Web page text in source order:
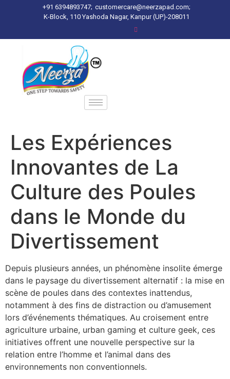
+91 6394893747; customercare@neerzapad.com;
K-Block, 110 Yashoda Nagar, Kanpur (UP)-208011
Les Expériences
Innovantes de La
Culture des Poules
dans le Monde du
Divertissement
Depuis plusieurs années, un phénomène insolite émerge
dans le paysage du divertissement alternatif : la mise en
scène de poules dans des contextes inattendus,
notamment à des fins de distraction ou d’amusement
lors d’événements thématiques. Au croisement entre
agriculture urbaine, urban gaming et culture geek, ces
initiatives offrent une nouvelle perspective sur la
relation entre l’homme et l’animal dans des
environnements non conventionnels.